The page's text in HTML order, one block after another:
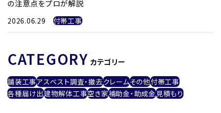
の注意点をプロが解説
2026.06.29 付帯工事
CATEGORY カテゴリー
舗装工事アスベスト調査・撤去クレームその他付帯工事
各種届け出建物解体工事空き家補助金・助成金見積もり